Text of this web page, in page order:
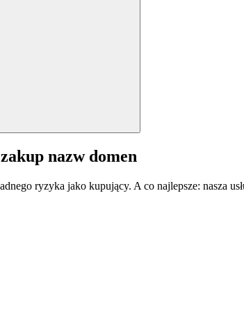
nazw domen
ryzyka jako kupujący. A co najlepsze: nasza